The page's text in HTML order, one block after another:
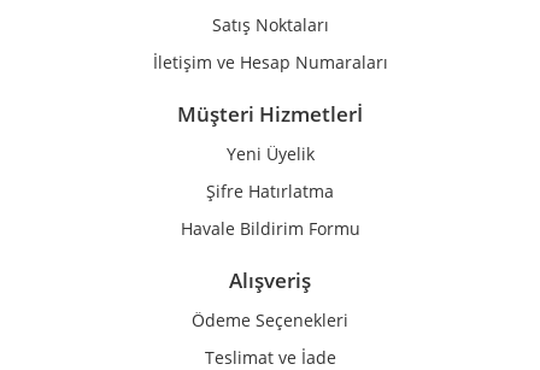
Gönder
Satış Noktaları
İletişim ve Hesap Numaraları
Müşteri Hizmetlerİ
Yeni Üyelik
Şifre Hatırlatma
Havale Bildirim Formu
Alışveriş
Ödeme Seçenekleri
Teslimat ve İade